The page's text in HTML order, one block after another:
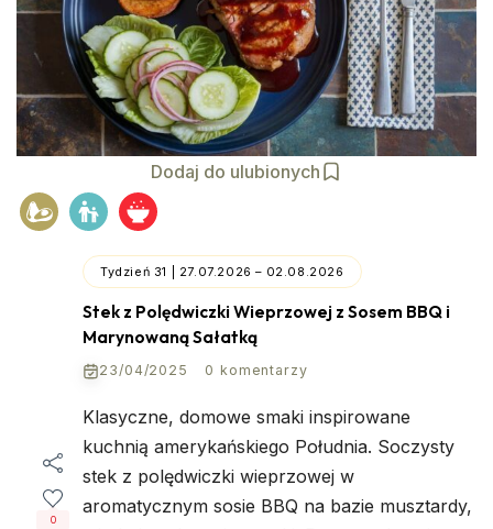
Dodaj do ulubionych
Tydzień 31 | 27.07.2026 – 02.08.2026
Stek z Polędwiczki Wieprzowej z Sosem BBQ i
Marynowaną Sałatką
23/04/2025 0 komentarzy
0
Klasyczne, domowe smaki inspirowane
kuchnią amerykańskiego Południa. Soczysty
stek z polędwiczki wieprzowej w
aromatycznym sosie BBQ na bazie musztardy,